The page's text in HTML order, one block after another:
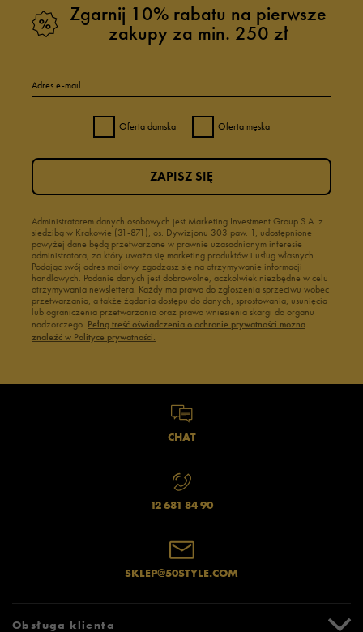
Zgarnij 10% rabatu na pierwsze
zakupy za min. 250 zł
Adres e-mail
Oferta damska Oferta męska
Administratorem danych osobowych jest Marketing Investment Group S.A. z
siedzibą w Krakowie (31-871), os. Dywizjonu 303 paw. 1, udostępnione
powyżej dane będą przetwarzane w prawnie uzasadnionym interesie
administratora, za który uważa się marketing produktów i usług własnych.
Podając swój adres mailowy zgadzasz się na otrzymywanie informacji
handlowych. Podanie danych jest dobrowolne, aczkolwiek niezbędne w celu
otrzymywania newslettera. Każdy ma prawo do zgłoszenia sprzeciwu wobec
przetwarzania, a także żądania dostępu do danych, sprostowania, usunięcia
lub ograniczenia przetwarzania oraz prawo wniesienia skargi do organu
nadzorczego. Pełną treść oświadczenia o ochronie prywatności można
znaleźć w Polityce prywatności.
ZAPISZ SIĘ
CHAT
12 681 84 90
SKLEP@50STYLE.COM
Obsługa klienta